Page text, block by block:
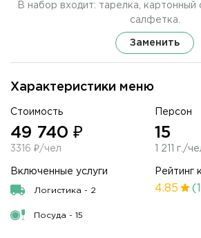
Характеристики меню
Стоимость
49 740 ₽
3316 ₽/чел
Персон
15
1 211 г./
Включенные услуги
Логистика - 2
Посуда - 15
Рейтинг
4.85
В набор входит: тарелка, картонный
салфетка.
Заменить